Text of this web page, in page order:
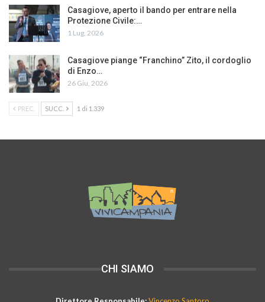
Casagiove, aperto il bando per entrare nella
Protezione Civile:…
1 Lug, 2026
Casagiove piange “Franchino” Zito, il cordoglio
di Enzo…
26 Giu, 2026
PREC. SUCC. 1 di 1.339
CHI SIAMO